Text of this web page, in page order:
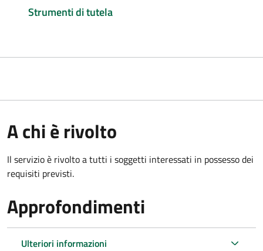
Strumenti di tutela
A chi è rivolto
Il servizio è rivolto a tutti i soggetti interessati in possesso dei
requisiti previsti.
Approfondimenti
Ulteriori informazioni